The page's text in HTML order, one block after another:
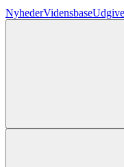
NyhederVidensbase